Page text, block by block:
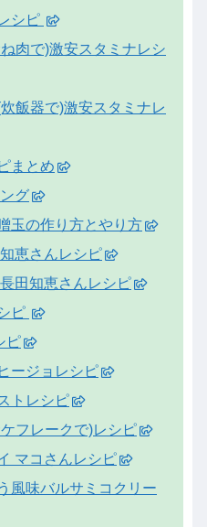
シピ
肉で)激安スタミナレシ
飯器で)激安スタミナレ
まとめ
グ
玉の作り方とやり方
恵さんレシピ
田知恵さんレシピ
ピ
ピ
ージョレシピ
トレシピ
フレークで)レシピ
マコさんレシピ
風味バルサミコクリー